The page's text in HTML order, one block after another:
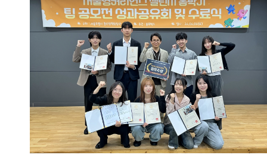
모닝와이드 방송 화면 캡처 / 서울캠퍼스 HUFS Start-up
Platform 소속 학생창업팀 카인디 ]또한 카인디 팀은
서울시립대 캠퍼스타운, 2026 여성벤처활성화지원사업,
서울시립대학교 임팩트 프로토타이핑 프로그램 등 3개 사업에
선정됐다. 이 밖에도 야라바디 팀은 모두의창업에, 할랄서울
팀은 학생 창업유망팀 300+에, CYCLE-B 팀은 성남청년 창업
역량강화 프로젝트 THE 와플 4기에 각각 선정되며 다양한
분야에서 성과를 거두고 있다.[사진. 성남청년 창업 역량강화
프로젝트 THE 와플 4기에 선정된 글로벌캠퍼스 HUFS Start-
up Platform 소속 CYCLE-B 팀]이번에 선정된 학생창업팀들은